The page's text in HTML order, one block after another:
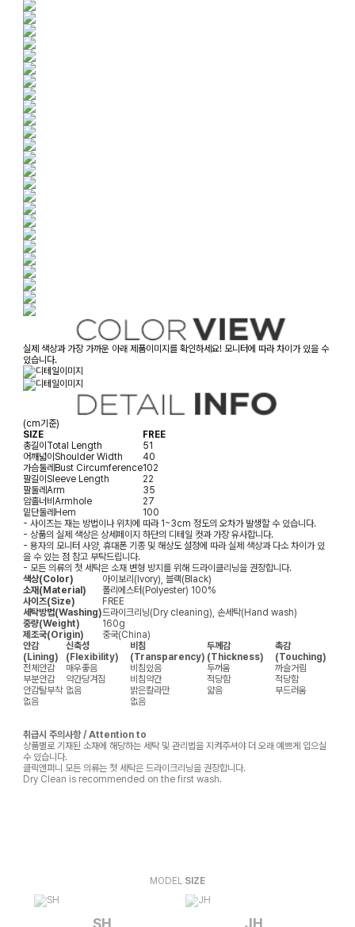
실제 색상과 가장 가까운 아래 제품이미지를 확인하세요! 모니터에 따라 차이가 있을 수
있습니다.
(cm기준)
SIZE
FREE
총길이Total Length
51
어깨넓이Shoulder Width
40
가슴둘레Bust Circumference102
팔길이Sleeve Length
22
팔둘레Arm
35
암홀너비Armhole
27
밑단둘레Hem
100
- 사이즈는 재는 방법이나 위치에 따라 1~3cm 정도의 오차가 발생할 수 있습니다.
- 상품의 실제 색상은 상세페이지 하단의 디테일 컷과 가장 유사합니다.
- 용자의 모니터 사양, 휴대폰 기종 및 해상도 설정에 따라 실제 색상과 다소 차이가 있
을 수 있는 점 참고 부탁드립니다.
- 모든 의류의 첫 세탁은 소재 변형 방지를 위해 드라이클리닝을 권장합니다.
색상(Color)
아이보리(Ivory), 블랙(Black)
소재(Material)
폴리에스터(Polyester) 100%
사이즈(Size)
FREE
세탁방법(Washing)드라이크리닝(Dry cleaning), 손세탁(Hand wash)
중량(Weight)
160g
제조국(Origin)
중국(China)
안감
(Lining)
신축성
(Flexibility)
비침
(Transparency)
두께감
(Thickness)
촉감
(Touching)
전체안감
매우좋음 비침있음 두꺼움
까슬거림
부분안감
약간당겨짐 비침약간 적당함
적당함
안감탈부착 없음 밝은칼라만 얇음
부드러움
없음
없음
취급시 주의사항 / Attention to
상품별로 기재된 소재에 해당하는 세탁 및 관리법을 지켜주셔야 더 오래 예쁘게 입으실
수 있습니다.
클릭앤퍼니 모든 의류는 첫 세탁은 드라이크리닝을 권장합니다.
Dry Clean is recommended on the first wash.
MODEL SIZE
SH JH